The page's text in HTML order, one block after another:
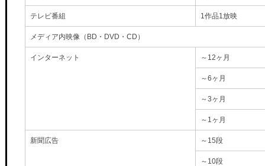
テレビ番組 1作品1放映
メディア内映像（BD・DVD・CD）
インターネット ～12ヶ月
～6ヶ月
～3ヶ月
～1ヶ月
新聞広告 ～15段
～10段